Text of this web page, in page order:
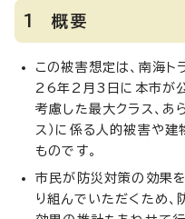
1 概要
この被害想定は、南海ト
26年2月3日に本市が公
考慮した最大クラス、あ
ス）に係る人的被害や
ものです。
市民が防災対策の効果
り組んでいただくため